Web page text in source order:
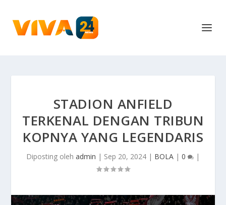
STADION ANFIELD
TERKENAL DENGAN TRIBUN
KOPNYA YANG LEGENDARIS
Diposting oleh admin | Sep 20, 2024 | BOLA | 0 |